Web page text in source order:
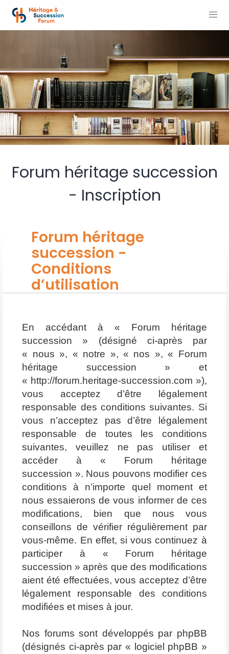
Forum héritage succession
- Inscription
Forum héritage
succession -
Conditions
d’utilisation
En accédant à « Forum héritage
succession » (désigné ci-après par
« nous », « notre », « nos », « Forum
héritage succession » et
« http://forum.heritage-succession.com »),
vous acceptez d’être légalement
responsable des conditions suivantes. Si
vous n’acceptez pas d’être légalement
responsable de toutes les conditions
suivantes, veuillez ne pas utiliser et
accéder à « Forum héritage
succession ». Nous pouvons modifier ces
conditions à n’importe quel moment et
nous essaierons de vous informer de ces
modifications, bien que nous vous
conseillons de vérifier régulièrement par
vous-même. En effet, si vous continuez à
participer à « Forum héritage
succession » après que des modifications
aient été effectuées, vous acceptez d’être
légalement responsable des conditions
modifiées et mises à jour.
Nos forums sont développés par phpBB
(désignés ci-après par « logiciel phpBB »